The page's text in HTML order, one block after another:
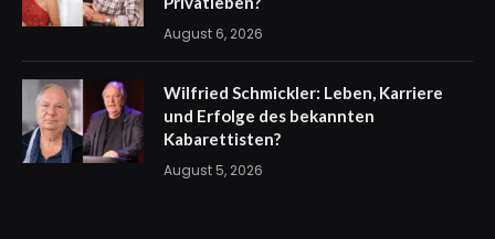
August 6, 2026
Wilfried Schmickler: Leben, Karriere
und Erfolge des bekannten
Kabarettisten?
August 5, 2026